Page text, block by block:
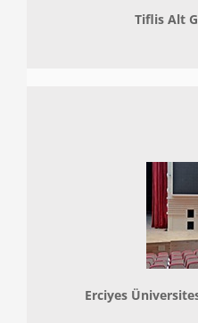
Tiflis Alt
Erciyes